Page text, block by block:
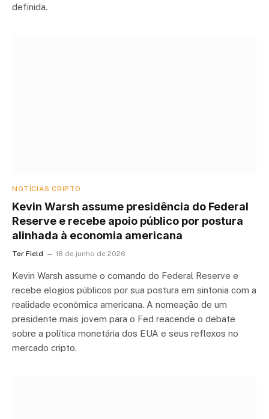
definida.
NOTÍCIAS CRIPTO
Kevin Warsh assume presidência do Federal
Reserve e recebe apoio público por postura
alinhada à economia americana
Tor Field 18 de junho de 2026
Kevin Warsh assume o comando do Federal Reserve e
recebe elogios públicos por sua postura em sintonia com a
realidade econômica americana. A nomeação de um
presidente mais jovem para o Fed reacende o debate
sobre a política monetária dos EUA e seus reflexos no
mercado cripto.